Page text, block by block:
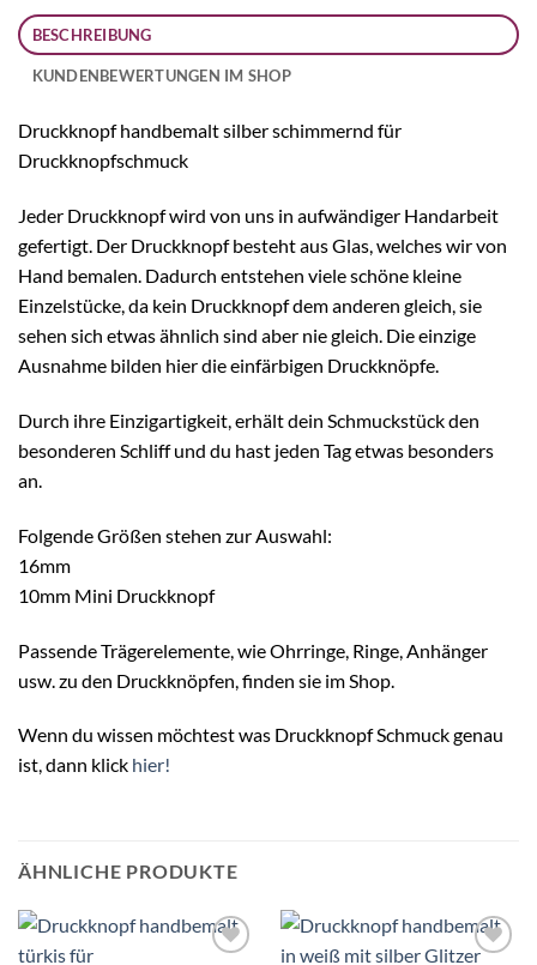
BESCHREIBUNG
KUNDENBEWERTUNGEN IM SHOP
Druckknopf handbemalt silber schimmernd für
Druckknopfschmuck
Jeder Druckknopf wird von uns in aufwändiger Handarbeit
gefertigt. Der Druckknopf besteht aus Glas, welches wir von
Hand bemalen. Dadurch entstehen viele schöne kleine
Einzelstücke, da kein Druckknopf dem anderen gleich, sie
sehen sich etwas ähnlich sind aber nie gleich. Die einzige
Ausnahme bilden hier die einfärbigen Druckknöpfe.
Durch ihre Einzigartigkeit, erhält dein Schmuckstück den
besonderen Schliff und du hast jeden Tag etwas besonders
an.
Folgende Größen stehen zur Auswahl:
16mm
10mm Mini Druckknopf
Passende Trägerelemente, wie Ohrringe, Ringe, Anhänger
usw. zu den Druckknöpfen, finden sie im Shop.
Wenn du wissen möchtest was Druckknopf Schmuck genau
ist, dann klick hier!
ÄHNLICHE PRODUKTE